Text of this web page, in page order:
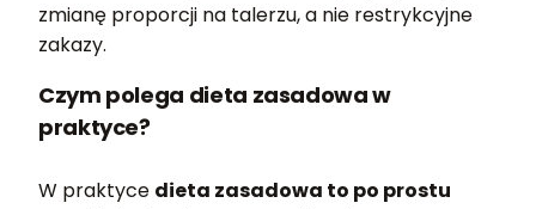
zmianę proporcji na talerzu, a nie restrykcyjne
zakazy.
Czym polega dieta zasadowa w
praktyce?
W praktyce dieta zasadowa to po prostu